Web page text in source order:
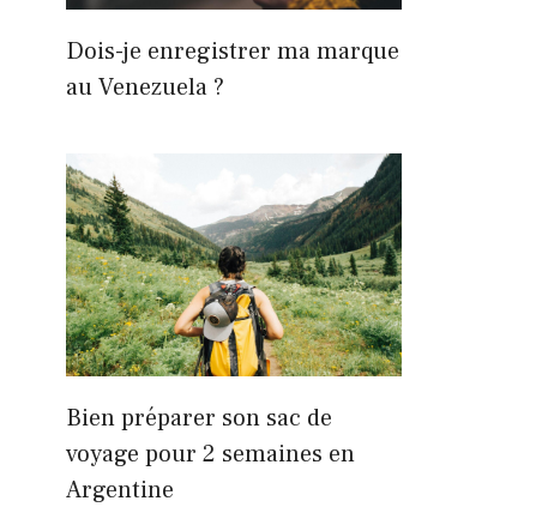
Dois-je enregistrer ma marque
au Venezuela ?
Bien préparer son sac de
voyage pour 2 semaines en
Argentine